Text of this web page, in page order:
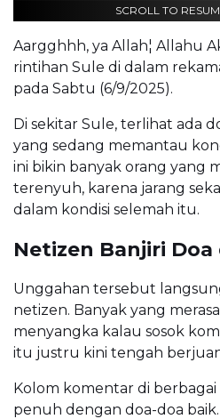
SCROLL TO
Aargghhh, ya Allah¦ Allahu
rintihan Sule di dalam
pada Sabtu (6/9/2025).
Di sekitar Sule, terlihat ada
yang sedang memantau
ini bikin banyak orang yang
terenyuh, karena jarang
dalam kondisi selemah itu.
Netizen Banjiri
Unggahan tersebut
netizen. Banyak yang
menyangka kalau sosok
itu justru kini tengah
Kolom komentar di
penuh dengan doa-doa